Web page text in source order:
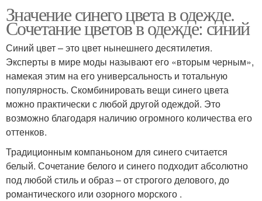
Значение синего цвета в одежде.
Сочетание цветов в одежде: синий
Синий цвет – это цвет нынешнего десятилетия.
Эксперты в мире моды называют его «вторым черным»,
намекая этим на его универсальность и тотальную
популярность. Скомбинировать вещи синего цвета
можно практически с любой другой одеждой. Это
возможно благодаря наличию огромного количества его
оттенков.
Традиционным компаньоном для синего считается
белый. Сочетание белого и синего подходит абсолютно
под любой стиль и образ – от строгого делового, до
романтического или озорного морского .